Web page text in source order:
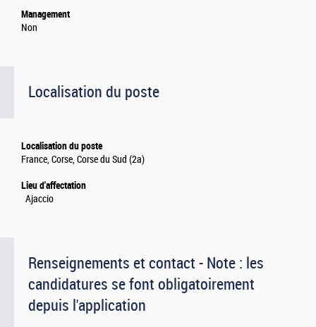
Management
Non
Localisation du poste
Localisation du poste
France, Corse, Corse du Sud (2a)
Lieu d'affectation
Ajaccio
Renseignements et contact - Note : les
candidatures se font obligatoirement
depuis l'application